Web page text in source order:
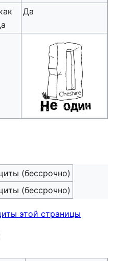
Да
(бессрочно)
(бессрочно)
этой страницы